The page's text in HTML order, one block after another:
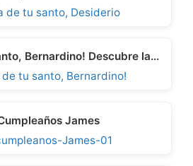
Bernardino! Descubre la…
James